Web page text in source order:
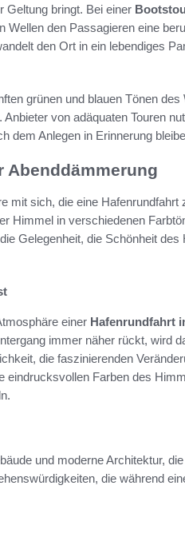
Geltung bringt. Bei einer
den Passagieren eine
den Ort in ein lebendiges
grünen und blauen Tönen
von adäquaten Touren
dem Anlegen in Erinnerung
Abenddämmerung
mit sich, die eine
Himmel in verschiedenen
Gelegenheit, die Schönheit
einer Hafenrundfahrt
immer näher rückt, wird
die faszinierenden
eindrucksvollen Farben des
und moderne Architektur,
die während